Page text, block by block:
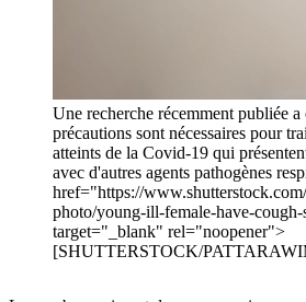
Une recherche récemment publiée a
précautions sont nécessaires pour
atteints de la Covid-19 qui
avec d'autres agents pathogènes
href="https://
photo/young-ill-female-have-cough-
target="_blank" rel="noopener">
[SHUTTERSTOCK/